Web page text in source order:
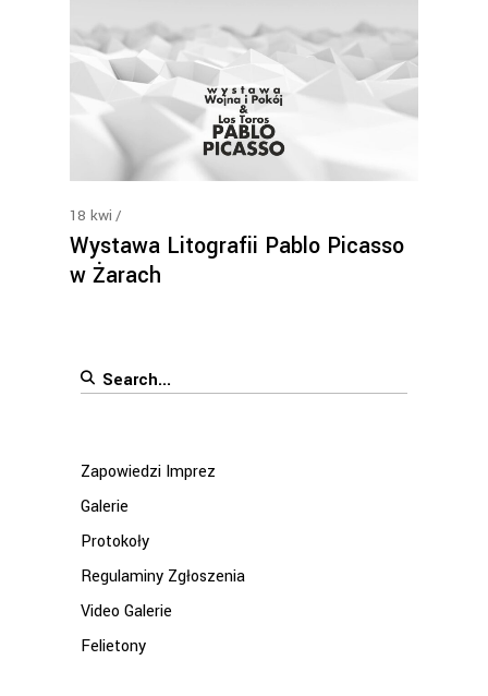
18 kwi
Wystawa Litografii Pablo Picasso
w Żarach
Search
Zapowiedzi Imprez
Galerie
Protokoły
Regulaminy Zgłoszenia
Video Galerie
Felietony